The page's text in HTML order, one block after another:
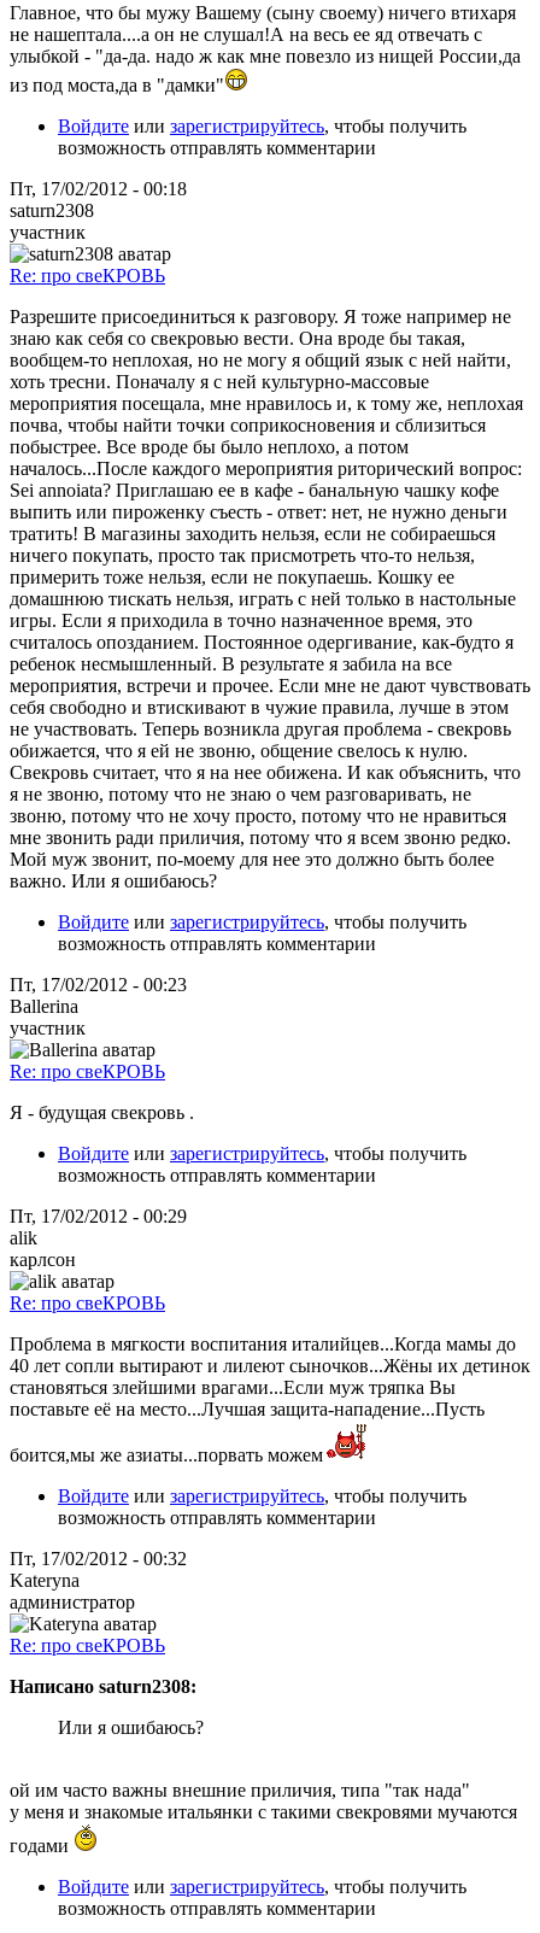
Главное, что бы мужу Вашему (сыну своему) ничего втихаря
не нашептала....а он не слушал!А на весь ее яд отвечать с
улыбкой - "да-да. надо ж как мне повезло из нищей России,да
из под моста,да в "дамки"
Войдите или зарегистрируйтесь, чтобы получить
возможность отправлять комментарии
Пт, 17/02/2012 - 00:18
saturn2308
участник
Re: про свеКРОВЬ
Разрешите присоединиться к разговору. Я тоже например не
знаю как себя со свекровью вести. Она вроде бы такая,
вообщем-то неплохая, но не могу я общий язык с ней найти,
хоть тресни. Поначалу я с ней культурно-массовые
мероприятия посещала, мне нравилось и, к тому же, неплохая
почва, чтобы найти точки соприкосновения и сблизиться
побыстрее. Все вроде бы было неплохо, а потом
началось...После каждого мероприятия риторический вопрос:
Sei annoiata? Приглашаю ее в кафе - банальную чашку кофе
выпить или пироженку съесть - ответ: нет, не нужно деньги
тратить! В магазины заходить нельзя, если не собираешься
ничего покупать, просто так присмотреть что-то нельзя,
примерить тоже нельзя, если не покупаешь. Кошку ее
домашнюю тискать нельзя, играть с ней только в настольные
игры. Если я приходила в точно назначенное время, это
считалось опозданием. Постоянное одергивание, как-будто я
ребенок несмышленный. В результате я забила на все
мероприятия, встречи и прочее. Если мне не дают чувствовать
себя свободно и втискивают в чужие правила, лучше в этом
не участвовать. Теперь возникла другая проблема - свекровь
обижается, что я ей не звоню, общение свелось к нулю.
Свекровь считает, что я на нее обижена. И как объяснить, что
я не звоню, потому что не знаю о чем разговаривать, не
звоню, потому что не хочу просто, потому что не нравиться
мне звонить ради приличия, потому что я всем звоню редко.
Мой муж звонит, по-моему для нее это должно быть более
важно. Или я ошибаюсь?
Войдите или зарегистрируйтесь, чтобы получить
возможность отправлять комментарии
Пт, 17/02/2012 - 00:23
Ballerina
участник
Re: про свеКРОВЬ
Я - будущая свекровь .
Войдите или зарегистрируйтесь, чтобы получить
возможность отправлять комментарии
Пт, 17/02/2012 - 00:29
alik
карлсон
Re: про свеКРОВЬ
Проблема в мягкости воспитания италийцев...Когда мамы до
40 лет сопли вытирают и лилеют сыночков...Жёны их детинок
становяться злейшими врагами...Если муж тряпка Вы
поставьте её на место...Лучшая защита-нападение...Пусть
боится,мы же азиаты...порвать можем
Войдите или зарегистрируйтесь, чтобы получить
возможность отправлять комментарии
Пт, 17/02/2012 - 00:32
Kateryna
администратор
Re: про свеКРОВЬ
Написано saturn2308:
Или я ошибаюсь?
ой им часто важны внешние приличия, типа "так нада"
у меня и знакомые итальянки с такими свекровями мучаются
годами
Войдите или зарегистрируйтесь, чтобы получить
возможность отправлять комментарии